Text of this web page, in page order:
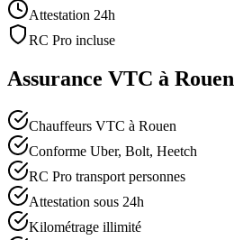
Attestation 24h
RC Pro incluse
Assurance VTC à Rouen
Chauffeurs VTC à Rouen
Conforme Uber, Bolt, Heetch
RC Pro transport personnes
Attestation sous 24h
Kilométrage illimité